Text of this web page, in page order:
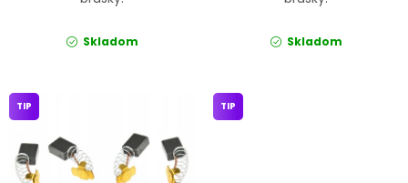
Skladom Skladom
TIP TIP